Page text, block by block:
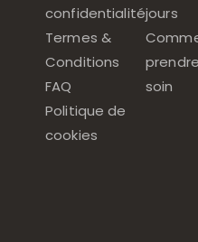
confidentialité
Termes &
Conditions
FAQ
Politique de
cookies
jours
prendre
soin